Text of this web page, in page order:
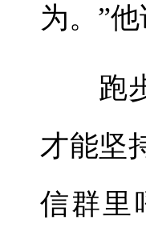
为。”他
跑步
才能坚
信群里